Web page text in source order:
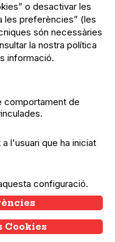
les activitats
col·lectius
o desactivar les
les preferències” (les
són necessàries
la nostra política
informació.
comportament de
l'usuari que ha iniciat
configuració.
Cookies